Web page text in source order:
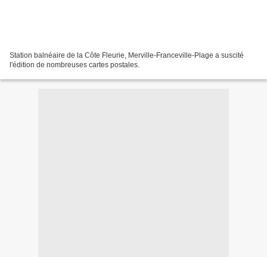
Station balnéaire de la Côte Fleurie, Merville-Franceville-Plage a suscité
l'édition de nombreuses cartes postales.